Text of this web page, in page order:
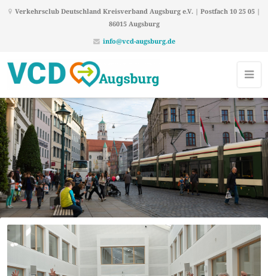
Verkehrsclub Deutschland Kreisverband Augsburg e.V. | Postfach 10 25 05 |
86015 Augsburg
info@vcd-augsburg.de